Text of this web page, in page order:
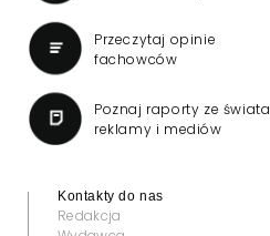
Przeczytaj opinie
fachowców
Poznaj raporty ze świata
reklamy i mediów
Kontakty do nas
Redakcja